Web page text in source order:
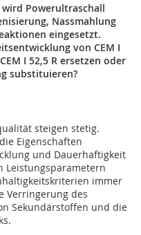
Powerultraschall
Nassmahlung
eingesetzt.
von CEM I
I 52,5 R ersetzen oder
substituieren?
steigen stetig.
Eigenschaften
und Dauerhaftigkeit
Leistungsparametern
immer
Verringerung des
Sekundärstoffen und die